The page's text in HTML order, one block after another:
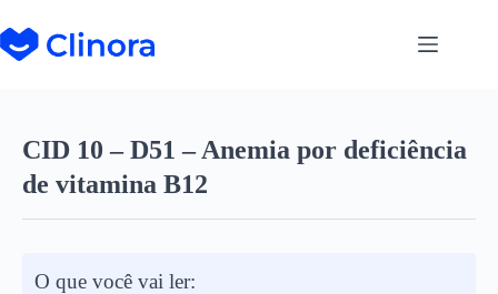
CID 10 – D51 – Anemia por deficiência
de vitamina B12
O que você vai ler: